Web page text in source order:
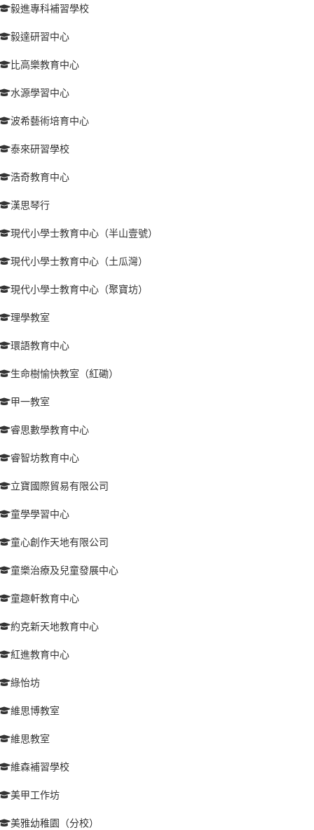
毅進專科補習學校
毅達研習中心
比高樂教育中心
水源學習中心
波希藝術培育中心
泰來研習學校
浩奇教育中心
漢思琴行
現代小學士教育中心（半山壹號）
現代小學士教育中心（土瓜灣）
現代小學士教育中心（聚寶坊）
理學教室
環語教育中心
生命樹愉快教室（紅磡）
甲一教室
睿思數學教育中心
睿智坊教育中心
立寶國際貿易有限公司
童學學習中心
童心創作天地有限公司
童樂治療及兒童發展中心
童趣軒教育中心
約克新天地教育中心
紅進教育中心
綠怡坊
維思博教室
維思教室
維森補習學校
美甲工作坊
美雅幼稚園（分校）